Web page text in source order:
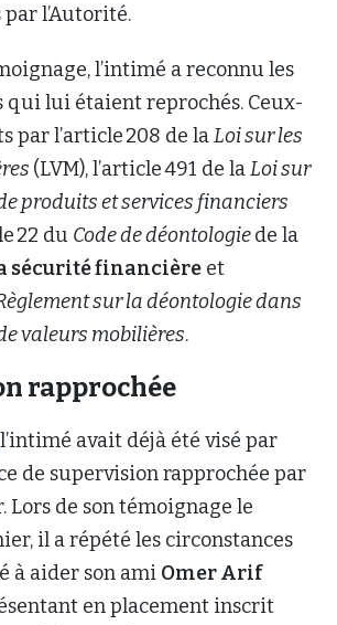
l’Autorité.
l’intimé a reconnu les
lui étaient reprochés. Ceux-
par l’article 208 de laLoi sur les
(LVM), l’article 491 de laLoi sur
produits et services financiers
22 du Code de déontologiede la
sécurité financière et
sur la déontologie dans
valeurs mobilières.
rapprochée
l’intimé avait déjà été visé par
de supervision rapprochée par
Lors de son témoignage le
il a répété les circonstances
à aider son ami Omer Arif
en placement inscrit